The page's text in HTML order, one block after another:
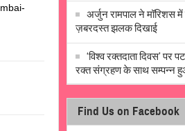
अर्जुन रामपाल ने मॉरिशस
ज़बरदस्त झलक दिखाई
‘विश्व रक्तदाता दिवस’
रक्त संग्रहण के साथ सम्पन्न
Find Us on Facebook